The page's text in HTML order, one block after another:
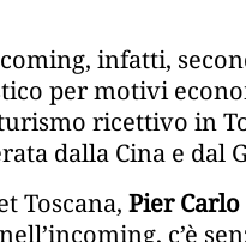
infatti,
per motivi
ricettivo in
dalla Cina e dal
Toscana, Pier Carlo
c’è